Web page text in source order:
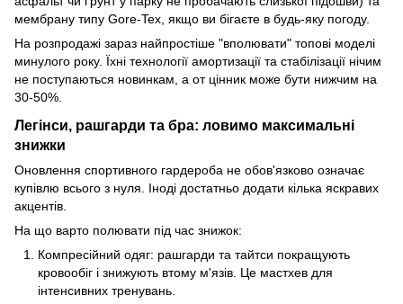
мембрану типу Gore-Tex, якщо ви бігаєте в будь-яку погоду.
На розпродажі зараз найпростіше "вполювати" топові моделі
минулого року. Їхні технології амортизації та стабілізації нічим
не поступаються новинкам, а от цінник може бути нижчим на
30-50%.
Легінси, рашгарди та бра: ловимо максимальні
знижки
Оновлення спортивного гардероба не обов'язково означає
купівлю всього з нуля. Іноді достатньо додати кілька яскравих
акцентів.
На що варто полювати під час знижок:
Компресійний одяг: рашгарди та тайтси покращують
кровообіг і знижують втому м'язів. Це мастхев для
інтенсивних тренувань.